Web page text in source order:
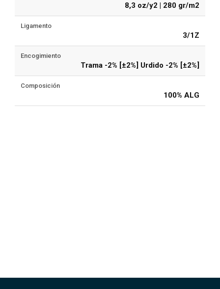
8,3 oz/y2 | 280 gr/m2
Ligamento
3/1Z
Encogimiento
Trama -2% [±2%] Urdido -2% [±2%]
Composición
100% ALG